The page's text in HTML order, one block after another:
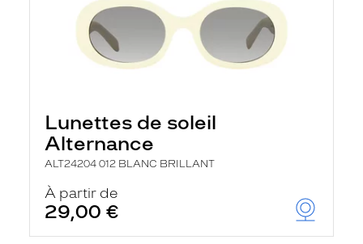
Lunettes de soleil
Alternance
ALT24204 012 BLANC BRILLANT
À partir de
29,00 €